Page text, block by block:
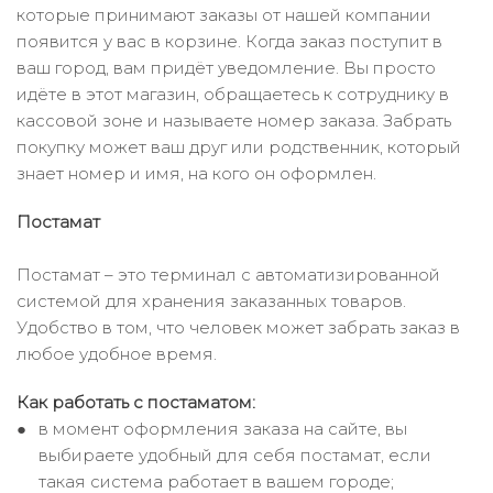
которые принимают заказы от нашей компании
появится у вас в корзине. Когда заказ поступит в
ваш город, вам придёт уведомление. Вы просто
идёте в этот магазин, обращаетесь к сотруднику в
кассовой зоне и называете номер заказа. Забрать
покупку может ваш друг или родственник, который
знает номер и имя, на кого он оформлен.
Постамат
Постамат – это терминал с автоматизированной
системой для хранения заказанных товаров.
Удобство в том, что человек может забрать заказ в
любое удобное время.
Как работать с постаматом:
в момент оформления заказа на сайте, вы
выбираете удобный для себя постамат, если
такая система работает в вашем городе;